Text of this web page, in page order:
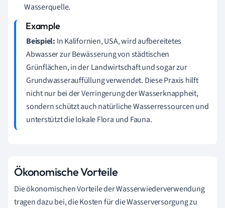
Wasserquelle.
Beispiel: In Kalifornien, USA, wird aufbereitetes
Abwasser zur Bewässerung von städtischen
Grünflächen, in der Landwirtschaft und sogar zur
Grundwasserauffüllung verwendet. Diese Praxis hilft
nicht nur bei der Verringerung der Wasserknappheit,
sondern schützt auch natürliche Wasserressourcen und
unterstützt die lokale Flora und Fauna.
Ökonomische Vorteile
Die ökonomischen Vorteile der Wasserwiederverwendung
tragen dazu bei, die Kosten für die Wasserversorgung zu